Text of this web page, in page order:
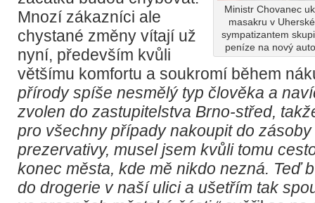
Ministr Chovanec
masakru v
sympatizantem
peníze na nový
Mnozí zákazníci ale
chystané změny vítají už
nyní, především kvůli
většímu komfortu a soukromí během
přírody spíše nesmělý typ člověka a
zvolen do zastupitelstva Brno-střed,
pro všechny případy nakoupit do
prezervativy, musel jsem kvůli tomu
konec města, kde mě nikdo nezná. Teď
do drogerie v naší ulici a ušetřím tak